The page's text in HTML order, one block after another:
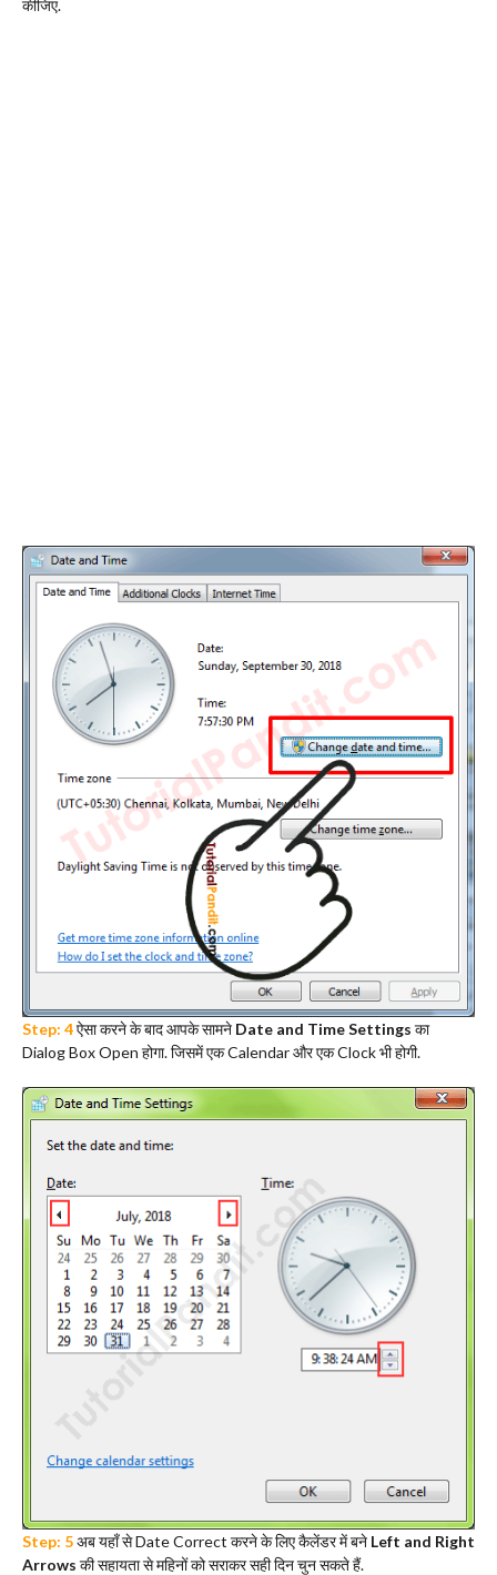
कीजिए.
Step: 4ऐसा करने के बाद आपके सामने Date and Time Settings का
Dialog Box Open होगा. जिसमें एक Calendar और एक Clock भी होगी.
Step: 5अब यहाँ से Date Correct करने के लिए कैलेंडर में बने Left and Right
Arrows की सहायता से महिनों को सराकर सही दिन चुन सकते हैं.